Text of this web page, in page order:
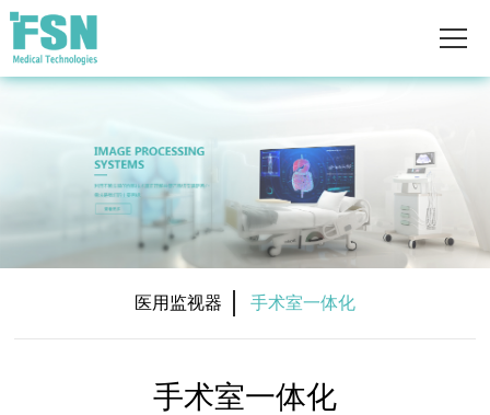
医用监视器 手术室一体化
手术室一体化